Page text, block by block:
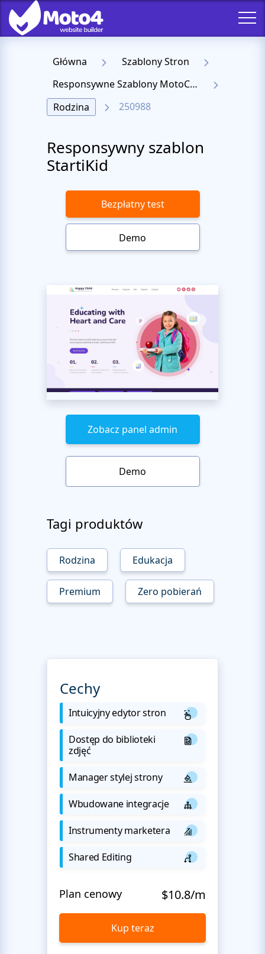
Główna
Szablony Stron
Responsywne Szablony MotoCMS 3
Rodzina
250988
Responsywny szablon
StartiKid
Bezpłatny test
Demo
Zobacz panel admin
Demo
Tagi produktów
Rodzina Edukacja
Premium Zero pobierań
Cechy
Intuicyjny edytor stron
Dostęp do biblioteki
zdjęć
Manager stylej strony
Wbudowane integracje
Instrumenty marketera
Shared Editing
Plan cenowy $10.8/m
Kup teraz